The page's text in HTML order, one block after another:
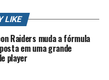
LIKE
Raiders muda a fórmula
em uma grande
player